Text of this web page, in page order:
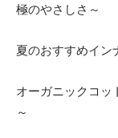
極のやさしさ～
夏のおすすめイン
オーガニックコ
～